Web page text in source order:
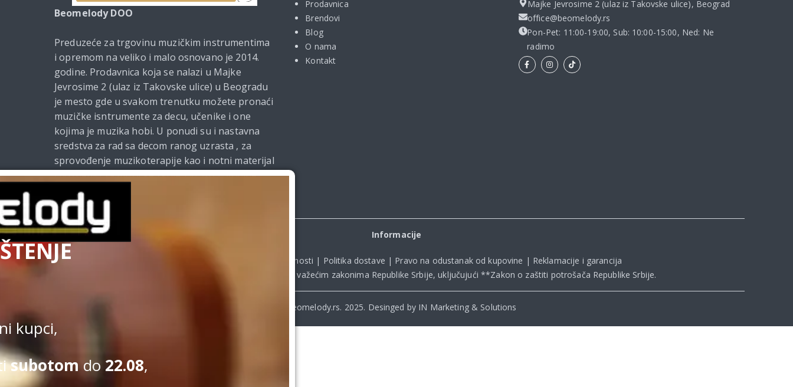
Beomelody DOO
Preduzeće za trgovinu muzičkim instrumentima
i opremom na veliko i malo osnovano je 2014.
godine. Prodavnica koja se nalazi u Majke
Jevrosime 2 (ulaz iz Takovske ulice) u Beogradu
je mesto gde u svakom trenutku možete pronaći
muzičke isntrumente za decu, učenike i one
kojima je muzika hobi. U ponudi su i nastavna
sredstva za rad sa decom ranog uzrasta , za
sprovođenje muzikoterapije kao i notni materijal
i udžbenici za muzičke škole. Od 2021. godine
Beomelody se bavi i izdavačkom delatnošću.
Prodavnica
Brendovi
Blog
O nama
Kontakt
Majke Jevrosime 2 (ulaz iz Takovske ulice), Beograd
office@beomelody.rs
Pon-Pet: 11:00-19:00, Sub: 10:00-15:00, Ned: Ne
radimo
Kupovina na sajtu obavlja se u skladu sa važećim zakonima Republike Srbije, uključujući **Zakon o zaštiti potrošača Republike Srbije.
Informacije
Politika privatnosti | Politika dostave | Pravo na odustanak od kupovine | Reklamacije i garancija
© Beomelody.rs. 2025. Desinged by IN Marketing & Solutions
kupci,
subotomdo 22.08,